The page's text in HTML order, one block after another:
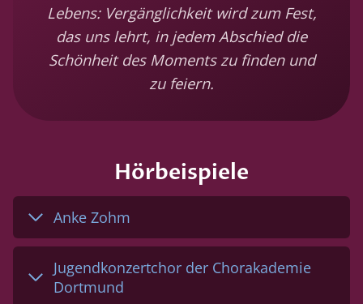
Lebens: Vergänglichkeit wird zum Fest,
das uns lehrt, in jedem Abschied die
Schönheit des Moments zu finden und
zu feiern.
Hörbeispiele
Anke Zohm
Jugendkonzertchor der Chorakademie
Dortmund